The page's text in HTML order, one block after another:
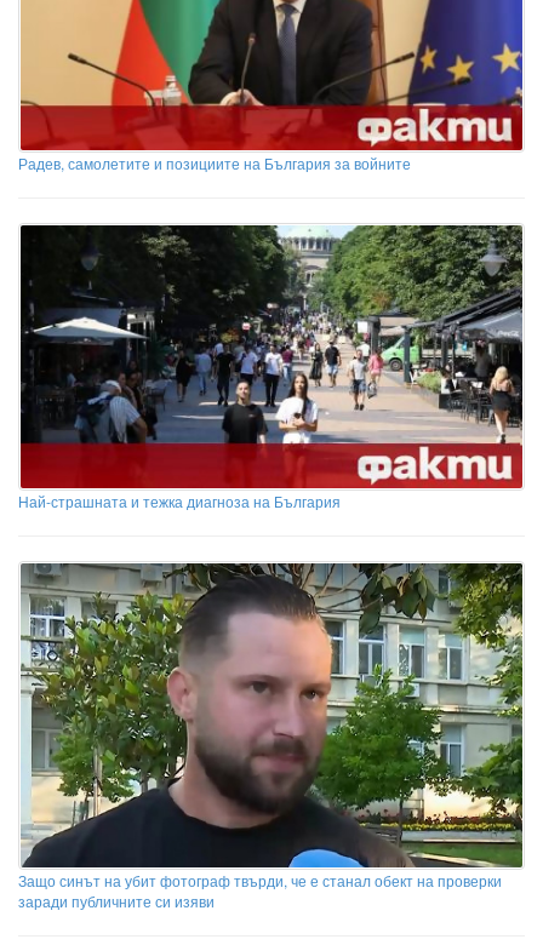
Радев, самолетите и позициите на България за войните
Най-страшната и тежка диагноза на България
Защо синът на убит фотограф твърди, че е станал обект на проверки
заради публичните си изяви